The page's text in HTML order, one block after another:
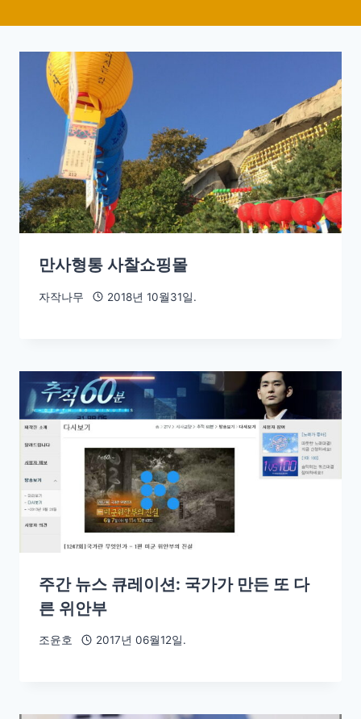
만사형통 사찰쇼핑몰
자작나무 2018년 10월31일.
주간 뉴스 큐레이션: 국가가 만든 또 다
른 위안부
조윤호 2017년 06월12일.